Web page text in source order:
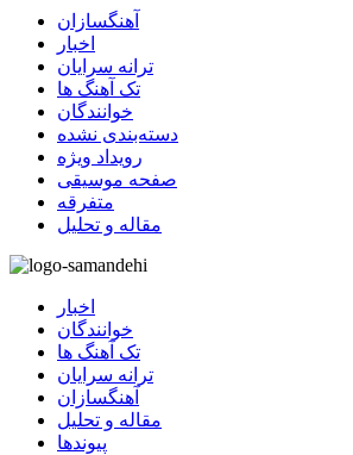
آهنگسازان
اخبار
ترانه سرایان
تک آهنگ ها
خوانندگان
دسته‌بندی نشده
رویداد ویژه
صفحه موسیقی
متفرقه
مقاله و تحلیل
اخبار
خوانندگان
تک آهنگ ها
ترانه سرایان
آهنگسازان
مقاله و تحلیل
پیوندها